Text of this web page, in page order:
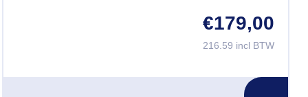
€179,00
216.59 incl BTW